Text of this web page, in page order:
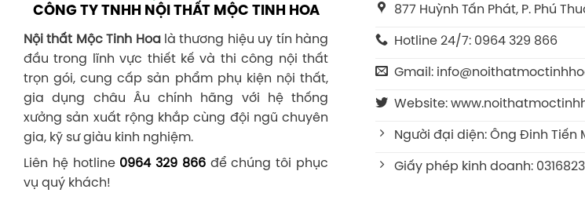
CÔNG TY TNHH NỘI THẤT MỘC TINH HOA
Nội thất Mộc Tinh Hoalà thương hiệu uy tín hàng
đầu trong lĩnh vực thiết kế và thi công nội thất
trọn gói, cung cấp sản phẩm phụ kiện nội thất,
gia dụng châu Âu chính hãng với hệ thống
xưởng sản xuất rộng khắp cùng đội ngũ chuyên
gia, kỹ sư giàu kinh nghiệm.
Liên hệ hotline 0964 329 866để chúng tôi phục
vụ quý khách!
877 Huỳnh Tấn Phát, P. Phú
Hotline 24/7: 0964 329 866
Gmail:
Website:
Người đại diện: Ông Đinh Tiến
Giấy phép kinh doanh: